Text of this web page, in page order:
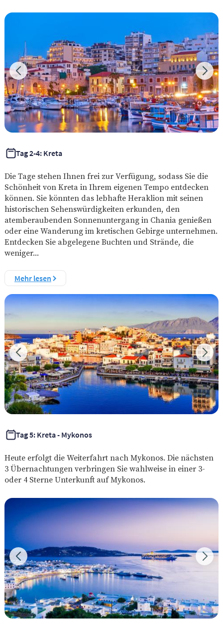
Tag 2-4: Kreta
Die Tage stehen Ihnen frei zur Verfügung, sodass Sie die
Schönheit von Kreta in Ihrem eigenen Tempo entdecken
können. Sie könnten das lebhafte Heraklion mit seinen
historischen Sehenswürdigkeiten erkunden, den
atemberaubenden Sonnenuntergang in Chania genießen
oder eine Wanderung im kretischen Gebirge unternehmen.
Entdecken Sie abgelegene Buchten und Strände, die
weniger...
Mehr lesen
Tag 5: Kreta - Mykonos
Heute erfolgt die Weiterfahrt nach Mykonos. Die nächsten
3 Übernachtungen verbringen Sie wahlweise in einer 3-
oder 4 Sterne Unterkunft auf Mykonos.